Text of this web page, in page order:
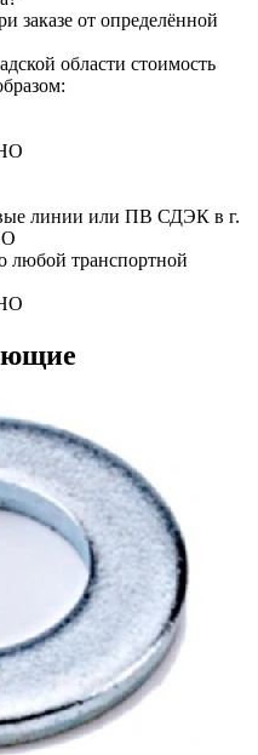
заказе от определённой
области стоимость
линии или ПВ СДЭК в г.
любой транспортной